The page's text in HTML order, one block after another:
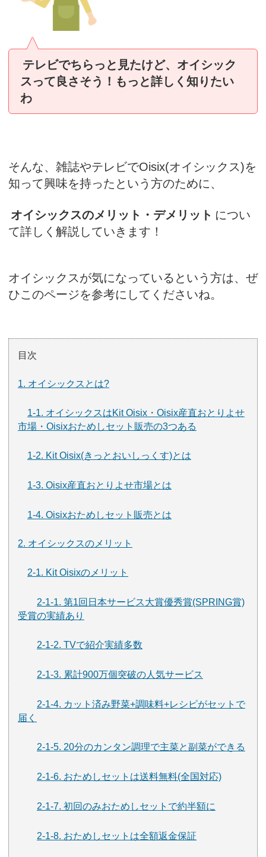
テレビでちらっと見たけど、オイシック
スって良さそう！もっと詳しく知りたい
わ
そんな、雑誌やテレビでOisix(オイシックス)を
知って興味を持ったという方のために、
オイシックスのメリット・デメリット につい
て詳しく解説していきます！
オイシックスが気になっているという方は、ぜ
ひこのページを参考にしてくださいね。
目次
1. オイシックスとは?
1-1. オイシックスはKit Oisix・Oisix産直おとりよせ
市場・Oisixおためしセット販売の3つある
1-2. Kit Oisix(きっとおいしっくす)とは
1-3. Oisix産直おとりよせ市場とは
1-4. Oisixおためしセット販売とは
2. オイシックスのメリット
2-1. Kit Oisixのメリット
2-1-1. 第1回日本サービス大賞優秀賞(SPRING賞)
受賞の実績あり
2-1-2. TVで紹介実績多数
2-1-3. 累計900万個突破の人気サービス
2-1-4. カット済み野菜+調味料+レシピがセットで
届く
2-1-5. 20分のカンタン調理で主菜と副菜ができる
2-1-6. おためしセットは送料無料(全国対応)
2-1-7. 初回のみおためしセットで約半額に
2-1-8. おためしセットは全額返金保証